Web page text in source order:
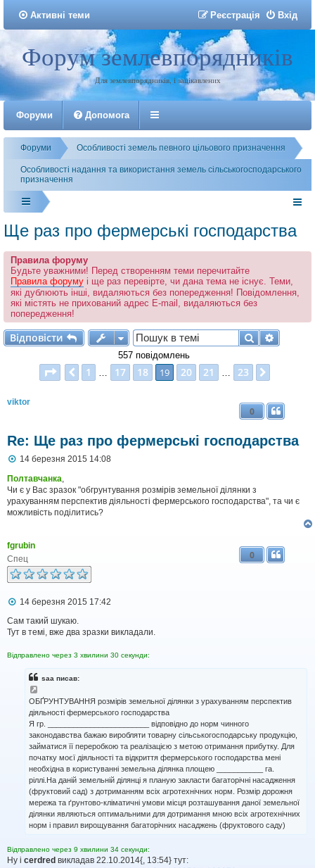
Активні теми Вхід
Реєстрація
Реєстрація
Форум землевпорядників
Для землевпорядників, і зацікавлених
Форуми Допомога
Форуми Особливості земель певного цільового призначення
Особливості надання та використання земель сільськогосподарського
призначення
Ще раз про фермерські господарства
Правила форуму
Будьте уважними! Перед створенням теми перечитайте
Правила форуму і ще раз перевірте, чи дана тема не існує. Теми,
які дублюють інші, видаляються без попередження! Повідомлення,
які містять не прихований адрес E-mail, видаляються без
попередження!
Відповісти
Відповісти Пошук
557 повідомлень
Сторінка з
Поперед.
1 17 18 19 20 21 23
viktor
Re: Ще раз про фермерські господарства
0
П
в
д
м
н
н
я
14 березня 2015 14:08
Полтавчанка
Чи є у Вас зразок "обгрунтування розмірів земельної ділянки з
урахуванням перспектив діяльності фермерського господарства", та чи є
можливість поділитись?
fgrubin
Спец
0
П
в
і
м
14 березня 2015 17:42
Сам такий шукаю.
Тут в темі, вже два зразки викладали.
Відправлено через 3 хвилини 30 секунди:
saa писав:
ОБҐРУНТУВАННЯ розмірів земельної ділянки з урахуванням перспектив
діяльності фермерського господарства
Я гр. ________________________ відповідно до норм чинного
законодавства бажаю виробляти товарну сільськогосподарську продукцію,
займатися її переробкою та реалізацією з метою отримання прибутку. Для
початку моєї діяльності та відкриття фермерського господарства мені
необхідна в користуванні земельна ділянка площею ___________ га.
ріллі.На даній земельній ділянці я планую закласти багаторічні насадження
(фруктовий сад) з дотриманням всіх агротехнічних норм. Розмір дорожня
мережа та ґрунтово-кліматичні умови місця розташування даної земельної
ділянки являються оптимальними для дотримання мною всіх агротехнічних
норм і правил вирощування багаторічних насаджень (фруктового саду)
Відправлено через 9 хвилини 34 секунди:
Ну і cerdred викладав 22.10.2014{, 13:54} тут: